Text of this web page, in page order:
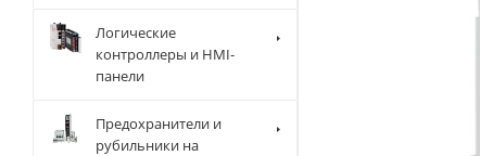
Логические
контроллеры и HMI-
панели
Предохранители и
рубильники на